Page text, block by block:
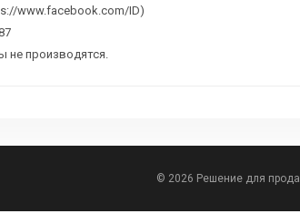
www.facebook.com/ID)
не производятся.
© 2026 Решение для